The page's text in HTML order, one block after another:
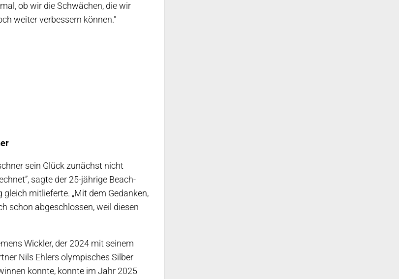
ob wir die Schwächen, die wir
weiter verbessern können."
sein Glück zunächst nicht
sagte der 25-jährige Beach-
mitlieferte. „Mit dem Gedanken,
schon abgeschlossen, weil diesen
Wickler, der 2024 mit seinem
Nils Ehlers olympisches Silber
konnte, konnte im Jahr 2025